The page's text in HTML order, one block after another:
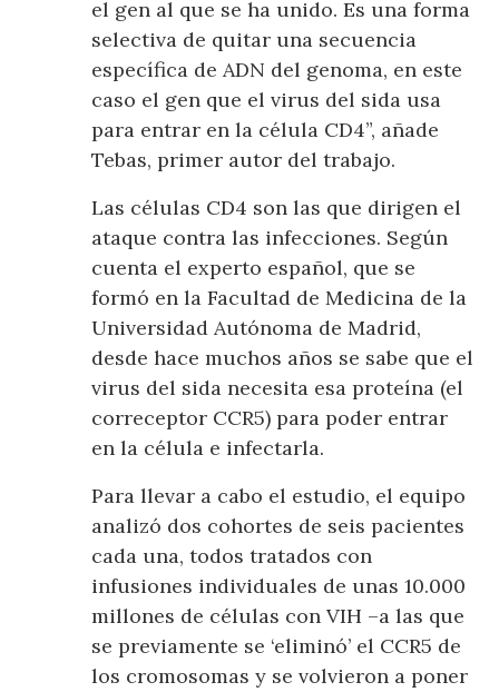
el gen al que se ha unido. Es una forma
selectiva de quitar una secuencia
específica de ADN del genoma, en este
caso el gen que el virus del sida usa
para entrar en la célula CD4”, añade
Tebas, primer autor del trabajo.
Las células CD4 son las que dirigen el
ataque contra las infecciones. Según
cuenta el experto español, que se
formó en la Facultad de Medicina de la
Universidad Autónoma de Madrid,
desde hace muchos años se sabe que el
virus del sida necesita esa proteína (el
correceptor CCR5) para poder entrar
en la célula e infectarla.
Para llevar a cabo el estudio, el equipo
analizó dos cohortes de seis pacientes
cada una, todos tratados con
infusiones individuales de unas 10.000
millones de células con VIH –a las que
se previamente se ‘eliminó’ el CCR5 de
los cromosomas y se volvieron a poner